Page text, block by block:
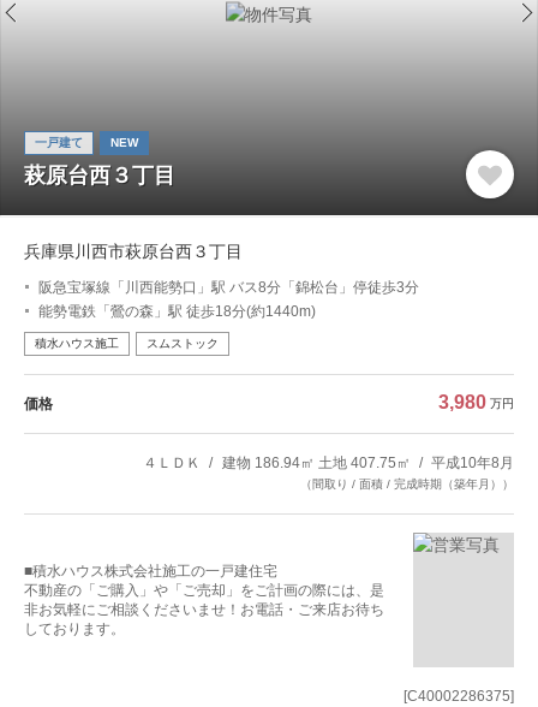
[C40002286375]
一戸建て NEW
萩原台西３丁目
兵庫県川西市萩原台西３丁目
阪急宝塚線「川西能勢口」駅 バス8分「錦松台」停徒歩3分
能勢電鉄「鶯の森」駅 徒歩18分(約1440m)
積水ハウス施工 スムストック
価格 3,980 万円
４ＬＤＫ 建物 186.94㎡ 土地 407.75㎡ 平成10年8月
（間取り / 面積 / 完成時期（築年月））
■積水ハウス株式会社施工の一戸建住宅
不動産の「ご購入」や「ご売却」をご計画の際には、是
非お気軽にご相談くださいませ！お電話・ご来店お待ち
しております。